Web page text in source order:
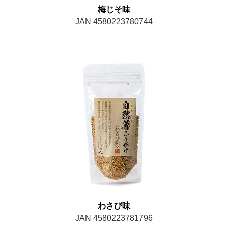
梅じそ味
JAN 4580223780744
わさび味
JAN 4580223781796